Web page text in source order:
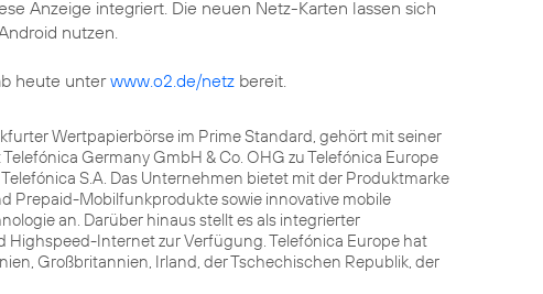
Anzeige integriert. Die neuen Netz-Karten lassen sich
nutzen.
heute unterwww.o2.de/netz bereit.
Wertpapierbörse im Prime Standard, gehört mit seiner
Germany GmbH & Co. OHG zu Telefónica Europe
S.A. Das Unternehmen bietet mit der Produktmarke
Prepaid-Mobilfunkprodukte sowie innovative mobile
an. Darüber hinaus stellt es als integrierter
Internet zur Verfügung. Telefónica Europe hat
Großbritannien, Irland, der Tschechischen Republik, der